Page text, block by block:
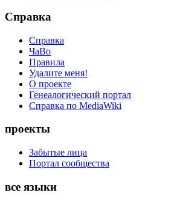
Справка
Справка
ЧаВо
Правила
Удалите меня!
О проекте
Генеалогический портал
Справка по MediaWiki
проекты
Забытые лица
Портал сообщества
все языки